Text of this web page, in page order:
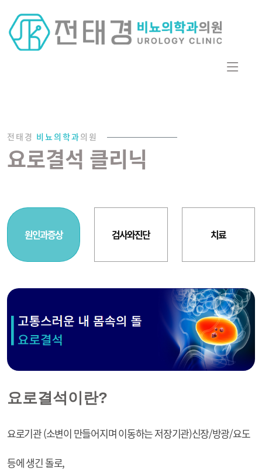
전태경 비뇨의학과의원
요로결석 클리닉
원인과증상 검사와진단 치료
요로결석이란?
요로기관 (소변이 만들어지며 이동하는 저장기관)신장/방광/요도
등에 생긴 돌로,